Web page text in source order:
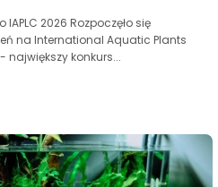
IAPLC 2026 Rozpoczęło się
na International Aquatic Plants
największy konkurs...